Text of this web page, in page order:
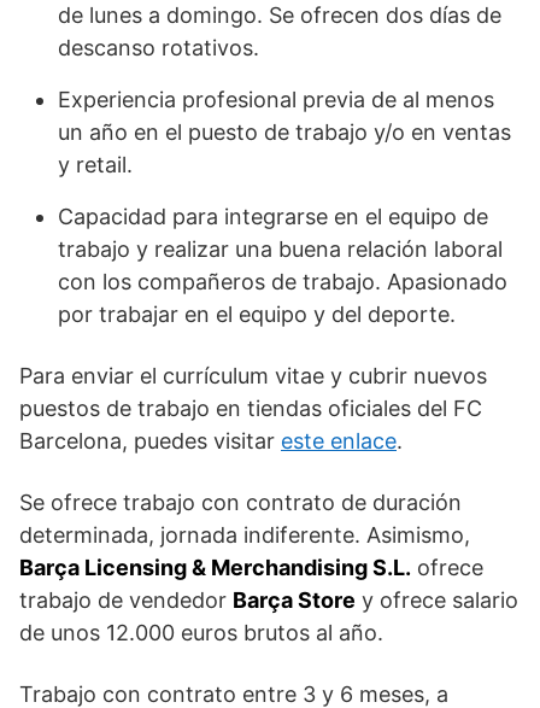
de lunes a domingo. Se ofrecen dos días de
descanso rotativos.
Experiencia profesional previa de al menos
un año en el puesto de trabajo y/o en ventas
y retail.
Capacidad para integrarse en el equipo de
trabajo y realizar una buena relación laboral
con los compañeros de trabajo. Apasionado
por trabajar en el equipo y del deporte.
Para enviar el currículum vitae y cubrir nuevos
puestos de trabajo en tiendas oficiales del FC
Barcelona, puedes visitar este enlace.
Se ofrece trabajo con contrato de duración
determinada, jornada indiferente. Asimismo,
Barça Licensing & Merchandising S.L. ofrece
trabajo de vendedor Barça Store y ofrece salario
de unos 12.000 euros brutos al año.
Trabajo con contrato entre 3 y 6 meses, a